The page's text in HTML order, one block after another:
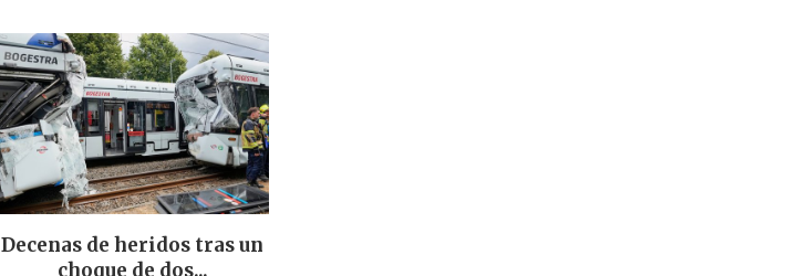
Decenas de heridos tras un
choque de dos...